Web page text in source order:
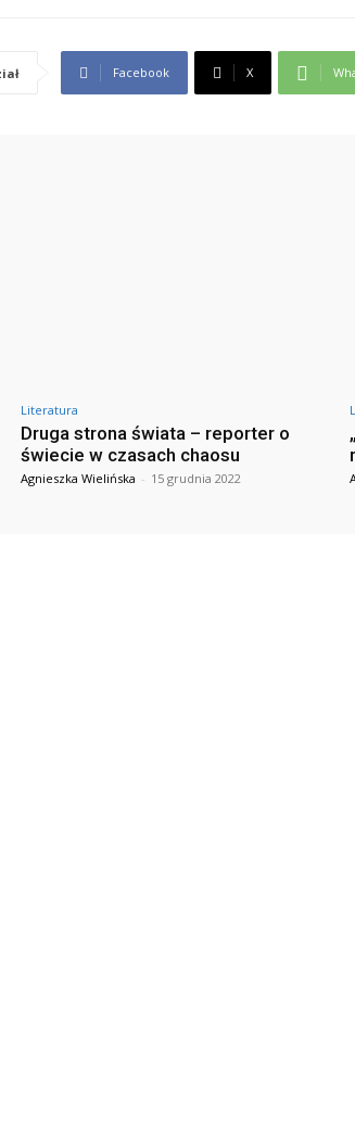
Facebook X
Literatura
Druga strona świata – reporter o
świecie w czasach chaosu
Agnieszka Wielińska - 15 grudnia 2022